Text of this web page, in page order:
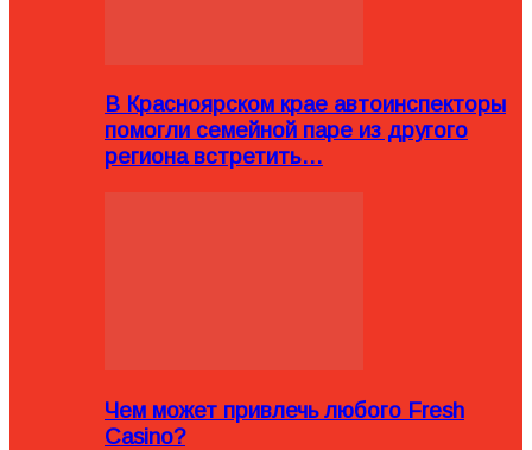
В Красноярском крае автоинспекторы
помогли семейной паре из другого
региона встретить…
Чем может привлечь любого Fresh
Casino?